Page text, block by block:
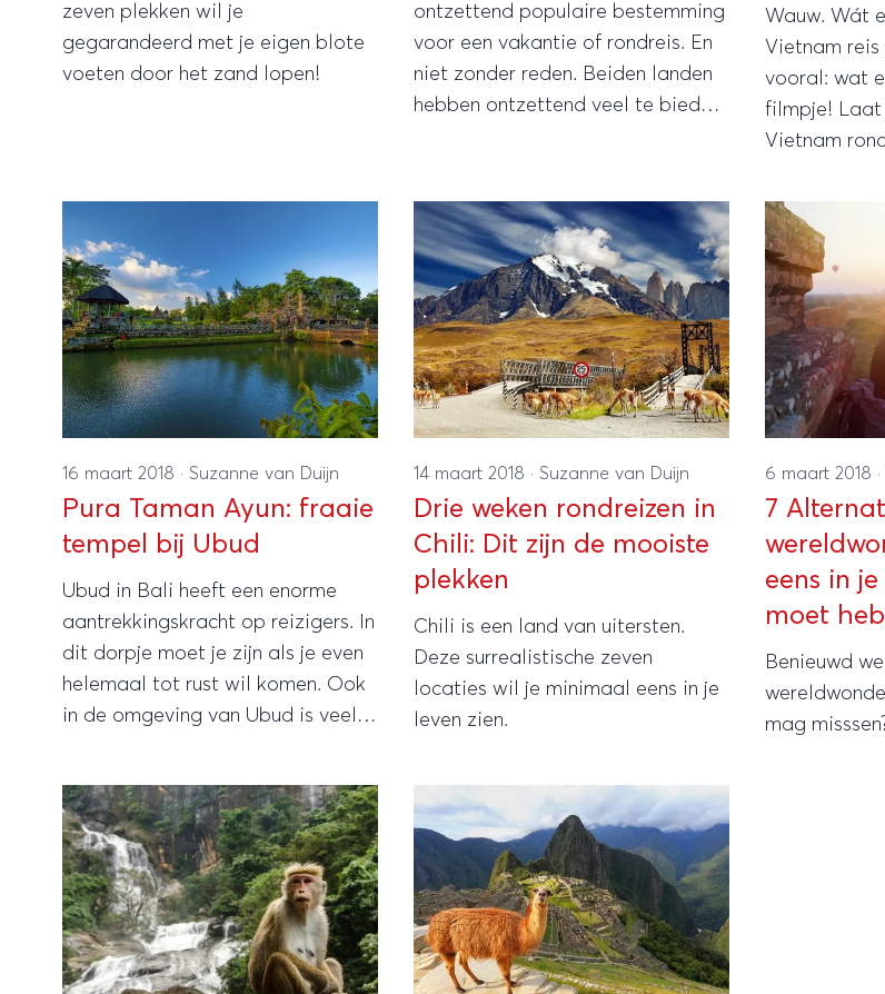
zeven plekken wil je
gegarandeerd met je eigen blote
voeten door het zand lopen!
ontzettend populaire bestemming
voor een vakantie of rondreis. En
niet zonder reden. Beiden landen
hebben ontzettend veel te bieden:
land kies je nou voor je volgende
trip?
Wauw. Wát
Vietnam
vooral: wat
filmpje! Laat
Vietnam
16 maart 2018 · Suzanne van Duijn
Pura Taman Ayun: fraaie
tempel bij Ubud
Ubud in Bali heeft een enorme
aantrekkingskracht op reizigers. In
dit dorpje moet je zijn als je even
helemaal tot rust wil komen. Ook
in de omgeving van Ubud is veel
14 maart 2018 · Suzanne van Duijn
Drie weken rondreizen in
Chili: Dit zijn de mooiste
plekken
Chili is een land van uitersten.
Deze surrealistische zeven
locaties wil je minimaal eens in je
leven zien.
6 maart 2018 ·
7
eens in
moet
Benieuwd
mag